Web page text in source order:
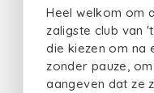
Heel welkom om
zaligste club van
die kiezen om na
zonder pauze,
aangeven dat ze